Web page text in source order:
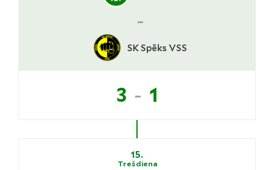
-
SK Spēks VSS
3 - 1
15.
Trešdiena